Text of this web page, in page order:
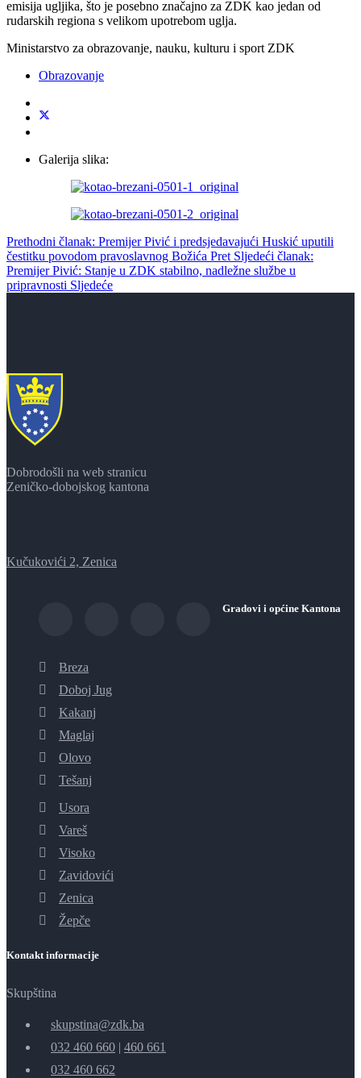
emisija ugljika, što je posebno značajno za ZDK kao jedan od
rudarskih regiona s velikom upotrebom uglja.
Ministarstvo za obrazovanje, nauku, kulturu i sport ZDK
Obrazovanje
Galerija slika:
Prethodni članak: Premijer Pivić i predsjedavajući Huskić uputili
čestitku povodom pravoslavnog Božića Pret Sljedeći članak:
Premijer Pivić: Stanje u ZDK stabilno, nadležne službe u
pripravnosti Sljedeće
Dobrodošli na web stranicu
Zeničko-dobojskog kantona
Kučukovići 2, Zenica
Gradovi i općine Kantona
Breza
Doboj Jug
Kakanj
Maglaj
Olovo
Tešanj
Usora
Vareš
Visoko
Zavidovići
Zenica
Žepče
Kontakt informacije
Skupština
skupstina@zdk.ba
032 460 660 | 460 661
032 460 662